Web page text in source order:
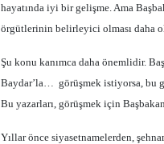
hayatında iyi bir gelişme. Ama
örgütlerinin belirleyici olması daha
Şu konu kanımca daha önemlidir.
Baydar’la… görüşmek istiyorsa, bu
Bu yazarları, görüşmek için
Yıllar önce siyasetnamelerden,